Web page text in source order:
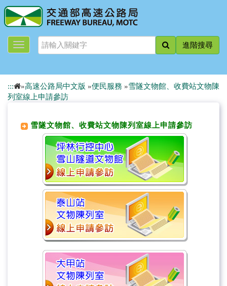
跳
到
主
進階搜尋
::: »高速公路局中文版 »便民服務 »雪隧文物館、收費站文物陳
列室線上申請參訪
雪隧文物館、收費站文物陳列室線上申請參訪